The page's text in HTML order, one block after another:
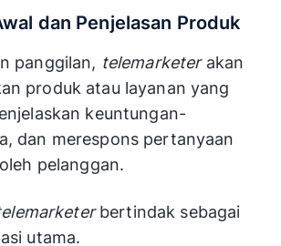
dan Penjelasan Produk
panggilan, telemarketer akan
produk atau layanan yang
keuntungan-
dan merespons pertanyaan
pelanggan.
bertindak sebagai
utama.